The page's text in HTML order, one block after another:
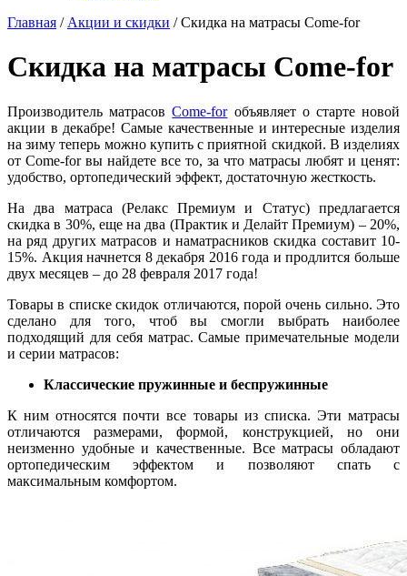
Главная / Акции и скидки /Скидка на матрасы Come-for
Скидка на матрасы Come-for
Производитель матрасовCome-forобъявляет о старте новой
акции в декабре! Самые качественные и интересные изделия
на зиму теперь можно купить с приятной скидкой. В изделиях
от Come-for вы найдете все то, за что матрасы любят и ценят:
удобство, ортопедический эффект, достаточную жесткость.
На два матраса (Релакс Премиум и Статус) предлагается
скидка в 30%, еще на два (Практик и Делайт Премиум) – 20%,
на ряд других матрасов и наматрасников скидка составит 10-
15%. Акция начнется 8 декабря 2016 года и продлится больше
двух месяцев – до 28 февраля 2017 года!
Товары в списке скидок отличаются, порой очень сильно. Это
сделано для того, чтоб вы смогли выбрать наиболее
подходящий для себя матрас. Самые примечательные модели
и серии матрасов:
Классические пружинные и беспружинные
К ним относятся почти все товары из списка. Эти матрасы
отличаются размерами, формой, конструкцией, но они
неизменно удобные и качественные. Все матрасы обладают
ортопедическим эффектом и позволяют спать с
максимальным комфортом.